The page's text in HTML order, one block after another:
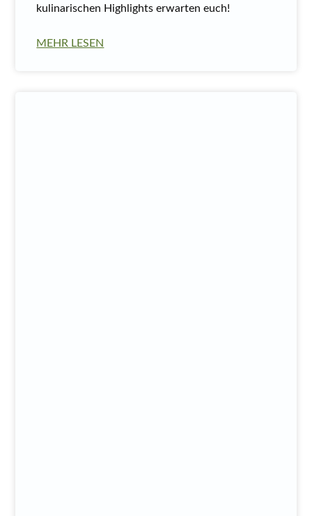
kulinarischen Highlights erwarten euch!
MEHR LESEN